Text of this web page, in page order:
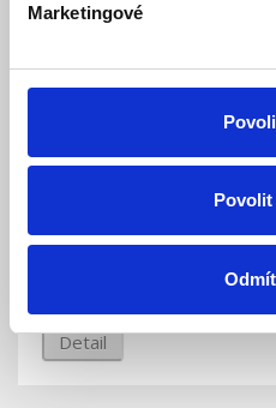
Marketingové
LEXI-Net Basic
520x450, dveře plech,
Detail